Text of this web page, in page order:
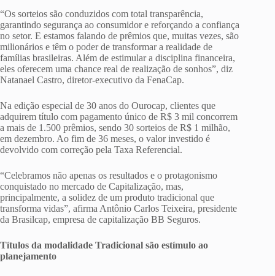
“Os sorteios são conduzidos com total transparência,
garantindo segurança ao consumidor e reforçando a confiança
no setor. E estamos falando de prêmios que, muitas vezes, são
milionários e têm o poder de transformar a realidade de
famílias brasileiras. Além de estimular a disciplina financeira,
eles oferecem uma chance real de realização de sonhos”, diz
Natanael Castro, diretor-executivo da FenaCap.
Na edição especial de 30 anos do Ourocap, clientes que
adquirem título com pagamento único de R$ 3 mil concorrem
a mais de 1.500 prêmios, sendo 30 sorteios de R$ 1 milhão,
em dezembro. Ao fim de 36 meses, o valor investido é
devolvido com correção pela Taxa Referencial.
“Celebramos não apenas os resultados e o protagonismo
conquistado no mercado de Capitalização, mas,
principalmente, a solidez de um produto tradicional que
transforma vidas”, afirma Antônio Carlos Teixeira, presidente
da Brasilcap, empresa de capitalização BB Seguros.
Títulos da modalidade Tradicional são estímulo ao
planejamento